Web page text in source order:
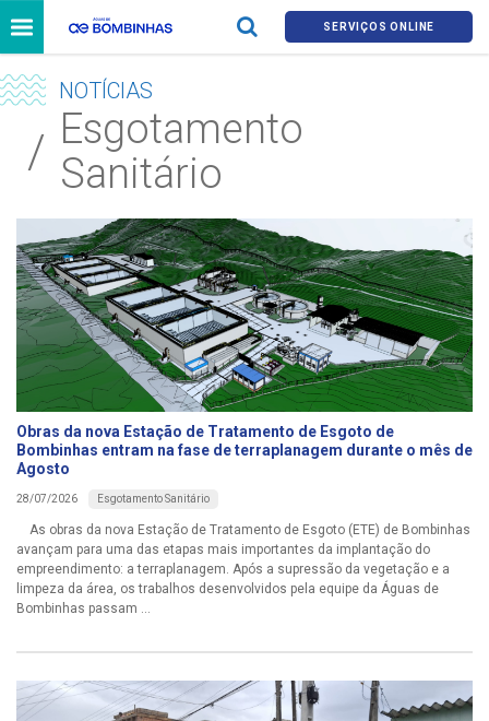
SERVIÇOS ONLINE
NOTÍCIAS
Esgotamento
Sanitário
Obras da nova Estação de Tratamento de Esgoto de
Bombinhas entram na fase de terraplanagem durante o mês de
Agosto
28/07/2026 Esgotamento Sanitário
As obras da nova Estação de Tratamento de Esgoto (ETE) de Bombinhas
avançam para uma das etapas mais importantes da implantação do
empreendimento: a terraplanagem. Após a supressão da vegetação e a
limpeza da área, os trabalhos desenvolvidos pela equipe da Águas de
Bombinhas passam ...